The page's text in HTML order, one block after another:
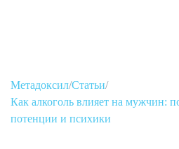
Метадоксил/Статьи/
Как алкоголь влияет на мужчин:
потенции и психики